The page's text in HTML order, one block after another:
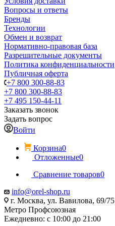
Вопросы и ответы
Бренды
Технологии
Обмен и возврат
Нормативно-правовая база
Разрешительные документы
Политика конфиденциальности
Публичная оферта
+7 800 300-88-83
+7 800 300-88-83
+7 495 150-44-11
Заказать звонок
Задать вопрос
Войти
Корзина0
Отложенные0
Сравнение товаров0
info@orel-shop.ru
г. Москва, ул. Вавилова, 69/75
Метро Профсоюзная
Ежедневно: с 10:00 до 21:00